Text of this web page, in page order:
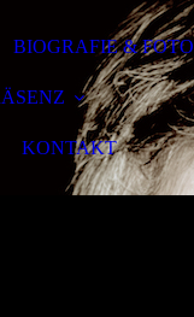
BIOGRAFIE & FOTO
KONTAKT